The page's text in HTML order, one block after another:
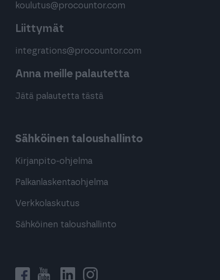
koulutus@procountor.com
Liittymät
integrations@procountor.com
Anna meille palautetta
Jätä palautetta tästä
Sähköinen taloushallinto
Kirjanpito-ohjelma
Palkanlaskentaohjelma
Verkkolaskutus
Sähköinen taloushallinto